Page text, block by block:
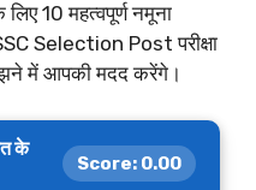
10 महत्वपूर्ण नमूना
Selection Post परीक्षा
में आपकी मदद करेंगे।
के
Score: 0.00